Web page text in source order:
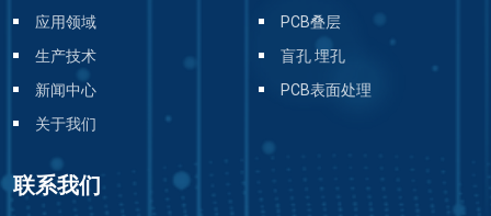
应用领域
生产技术
新闻中心
关于我们
PCB叠层
盲孔 埋孔
PCB表面处理
联系我们